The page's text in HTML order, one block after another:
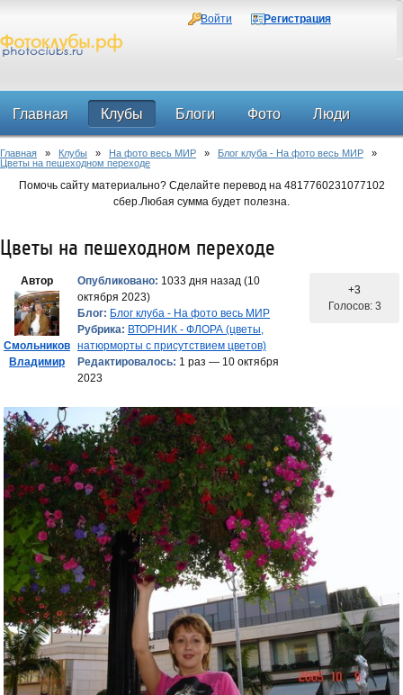
Войти Регистрация
Главная Клубы Блоги Фото Люди
Форум
Главная » Клубы » На фото весь МИР » Блог клуба - На фото весь МИР »
Цветы на пешеходном переходе
Помочь сайту материально? Сделайте перевод на 4817760231077102
сбер.Любая сумма будет полезна.
Цветы на пешеходном переходе
Автор
Смольников
Владимир
Опубликовано: 1033 дня назад (10
октября 2023)
Блог: Блог клуба - На фото весь МИР
Рубрика: ВТОРНИК - ФЛОРА (цветы,
натюрморты с присутствием цветов)
Редактировалось: 1 раз — 10 октября
2023
+3
Голосов: 3